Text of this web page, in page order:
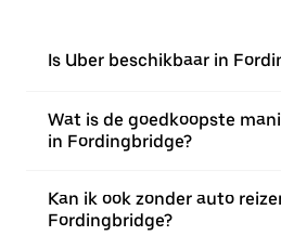
Is Uber beschikbaar in
Wat is de goedkoopste
in Fordingbridge?
Kan ik ook zonder auto
Fordingbridge?